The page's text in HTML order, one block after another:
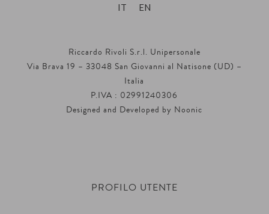
IT EN
Riccardo Rivoli S.r.l. Unipersonale
Via Brava 19 – 33048 San Giovanni al Natisone (UD) –
Italia
P.IVA : 02991240306
Designed and Developed by Noonic
PROFILO UTENTE